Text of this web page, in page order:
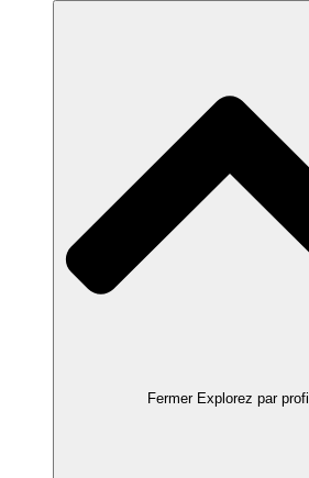
Fermer Explorez par profil